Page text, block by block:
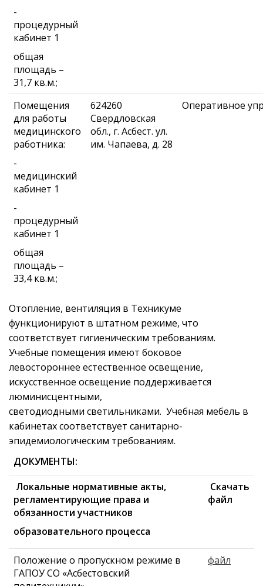
-
процедурный
кабинет 1
общая
площадь –
31,7 кв.м.;
Помещения
для работы
медицинского
работника:
-
медицинский
кабинет 1
-
процедурный
кабинет 1
общая
площадь –
33,4 кв.м.;
624260
Свердловская
обл., г. Асбест. ул.
им. Чапаева, д. 28
Оперативное
Отопление, вентиляция в Техникуме
функционируют в штатном режиме, что
соответствует гигиеническим требованиям.
Учебные помещения имеют боковое
левостороннее естественное освещение,
искусственное освещение поддерживается
люминисцентными,
светодиодными светильниками. Учебная мебель в
кабинетах соответствует санитарно-
эпидемиологическим требованиям.
ДОКУМЕНТЫ:
Локальные нормативные акты,
регламентирующие права и
обязанности участников
образовательного процесса
Скачать
файл
Положение о пропускном режиме в
ГАПОУ СО «Асбестовский
файл